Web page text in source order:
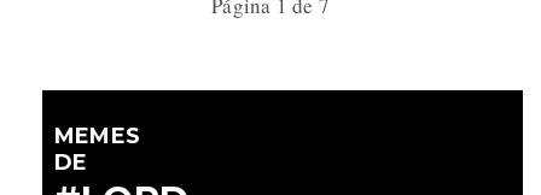
MEMES
DE